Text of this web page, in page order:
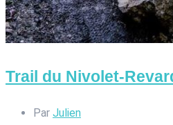
Trail du Nivolet-
Par Julien